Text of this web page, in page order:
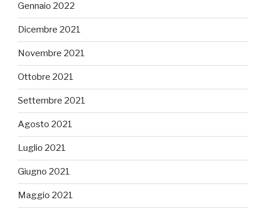
Gennaio 2022
Dicembre 2021
Novembre 2021
Ottobre 2021
Settembre 2021
Agosto 2021
Luglio 2021
Giugno 2021
Maggio 2021